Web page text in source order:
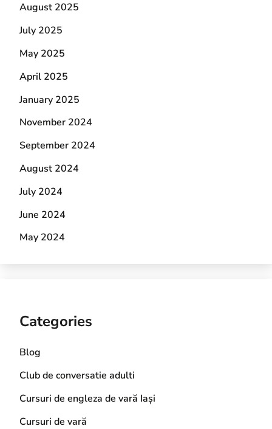
August 2025
July 2025
May 2025
April 2025
January 2025
November 2024
September 2024
August 2024
July 2024
June 2024
May 2024
Categories
Blog
Club de conversatie adulti
Cursuri de engleza de vară Iași
Cursuri de vară